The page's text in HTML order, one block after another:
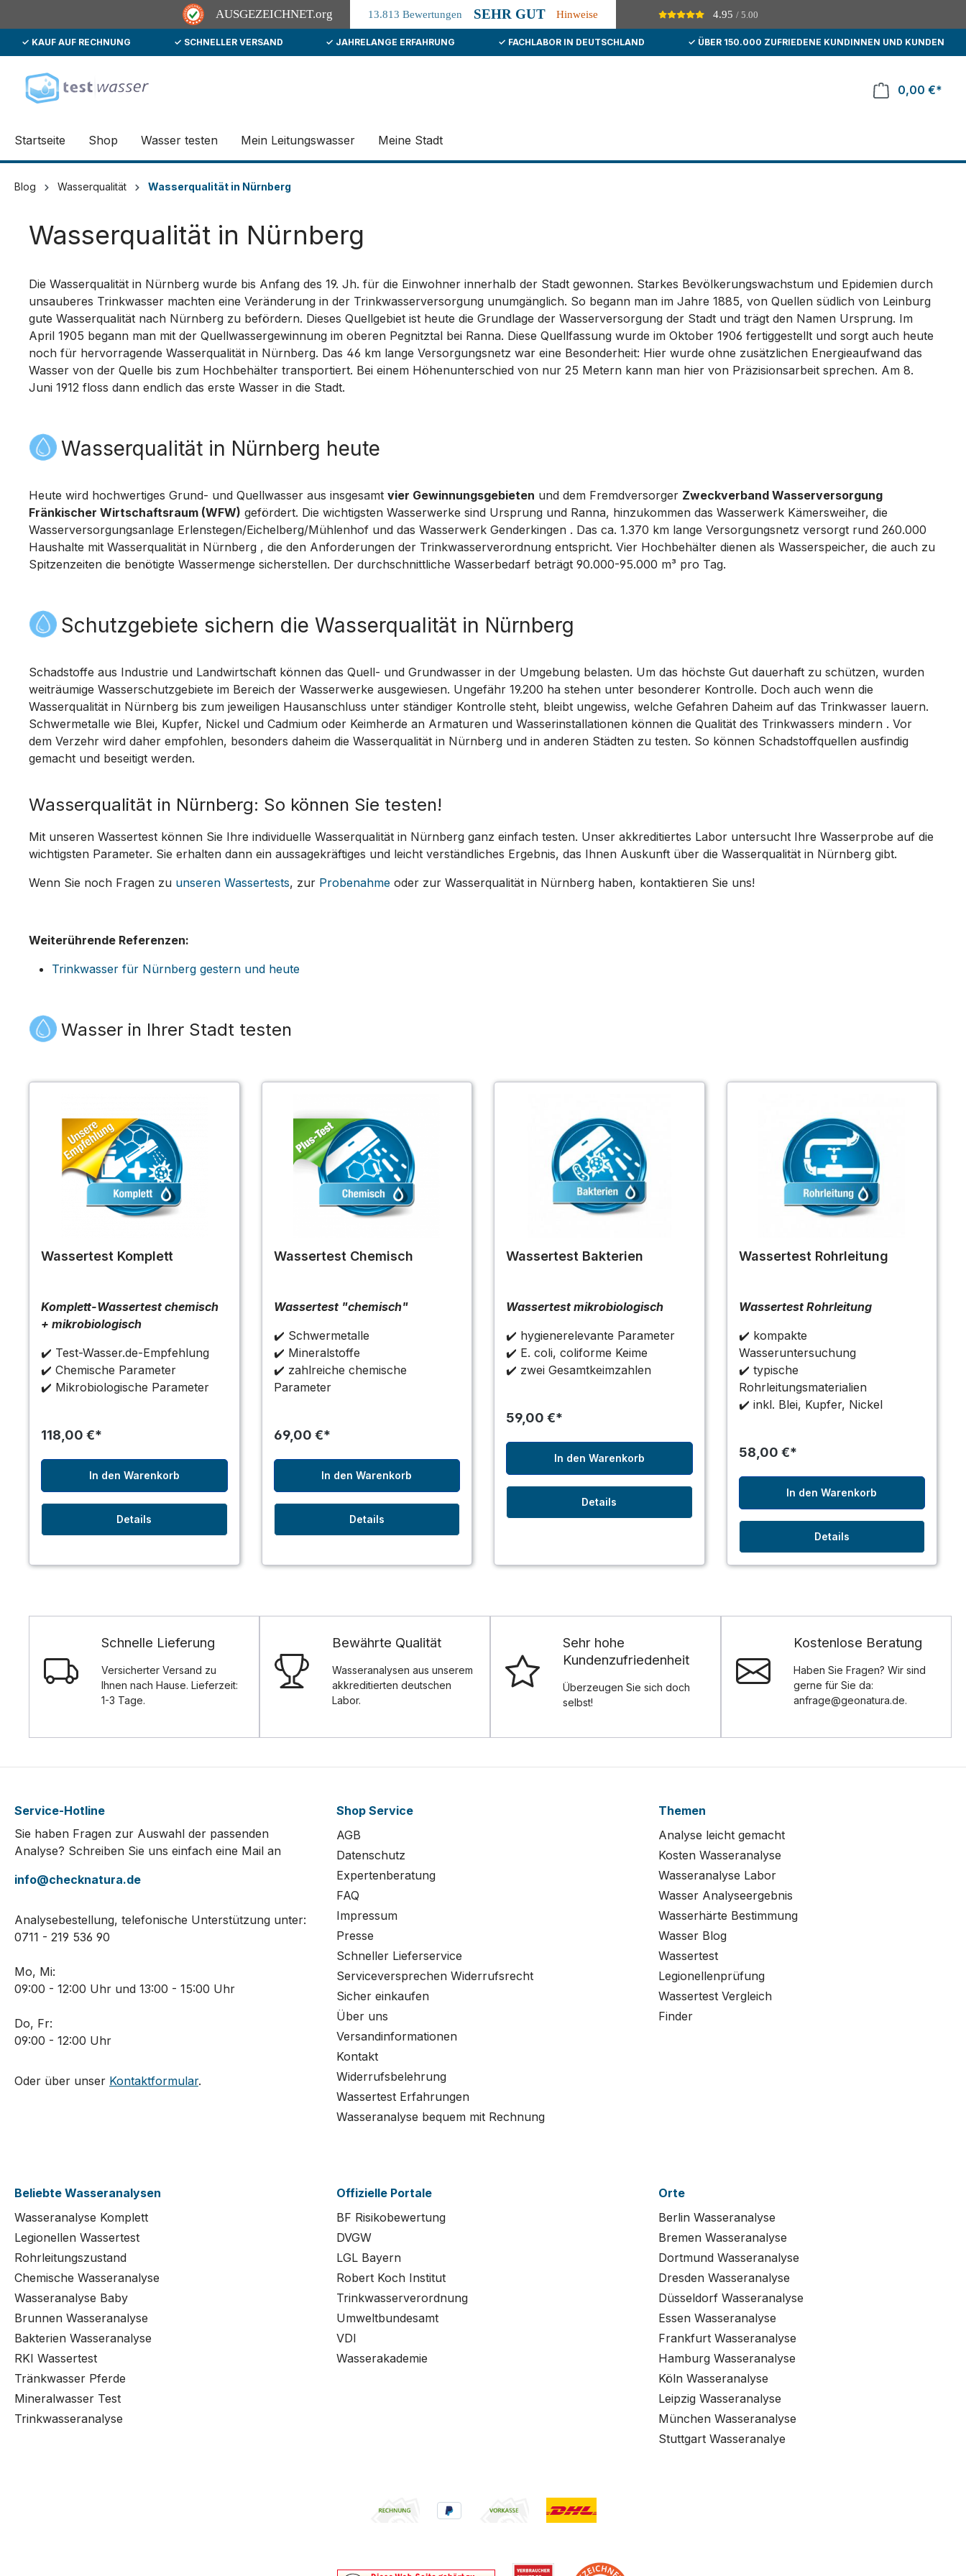
AUSGEZEICHNET.org 13.813 Bewertungen SEHR GUT Hinweise 4.95/ 5.00
Zur Hauptnavigation springen
✓ KAUF AUF RECHNUNG ✓ SCHNELLER VERSAND ✓ JAHRELANGE ERFAHRUNG ✓ FACHLABOR IN DEUTSCHLAND ✓ ÜBER 150.000 ZUFRIEDENE KUNDINNEN UND KUNDEN
0,00 €*
Startseite Shop Wasser testen Mein Leitungswasser Meine Stadt
Blog Wasserqualität Wasserqualität in Nürnberg
Wasserqualität in Nürnberg
Die Wasserqualität in Nürnberg wurde bis Anfang des 19. Jh. für die Einwohner innerhalb der Stadt gewonnen. Starkes Bevölkerungswachstum und Epidemien durch
unsauberes Trinkwasser machten eine Veränderung in der Trinkwasserversorgung unumgänglich. So begann man im Jahre 1885, von Quellen südlich von Leinburg
gute Wasserqualität nach Nürnberg zu befördern. Dieses Quellgebiet ist heute die Grundlage der Wasserversorgung der Stadt und trägt den Namen Ursprung. Im
April 1905 begann man mit der Quellwassergewinnung im oberen Pegnitztal bei Ranna. Diese Quellfassung wurde im Oktober 1906 fertiggestellt und sorgt auch heute
noch für hervorragende Wasserqualität in Nürnberg. Das 46 km lange Versorgungsnetz war eine Besonderheit: Hier wurde ohne zusätzlichen Energieaufwand das
Wasser von der Quelle bis zum Hochbehälter transportiert. Bei einem Höhenunterschied von nur 25 Metern kann man hier von Präzisionsarbeit sprechen. Am 8.
Juni 1912 floss dann endlich das erste Wasser in die Stadt.
Wasserqualität in Nürnberg heute
Heute wird hochwertiges Grund- und Quellwasser aus insgesamt vier Gewinnungsgebieten und dem Fremdversorger Zweckverband Wasserversorgung
Fränkischer Wirtschaftsraum (WFW) gefördert. Die wichtigsten Wasserwerke sind Ursprung und Ranna, hinzukommen das Wasserwerk Kämersweiher, die
Wasserversorgungsanlage Erlenstegen/Eichelberg/Mühlenhof und das Wasserwerk Genderkingen . Das ca. 1.370 km lange Versorgungsnetz versorgt rund 260.000
Haushalte mit Wasserqualität in Nürnberg , die den Anforderungen der Trinkwasserverordnung entspricht. Vier Hochbehälter dienen als Wasserspeicher, die auch zu
Spitzenzeiten die benötigte Wassermenge sicherstellen. Der durchschnittliche Wasserbedarf beträgt 90.000-95.000 m³ pro Tag.
Schutzgebiete sichern die Wasserqualität in Nürnberg
Schadstoffe aus Industrie und Landwirtschaft können das Quell- und Grundwasser in der Umgebung belasten. Um das höchste Gut dauerhaft zu schützen, wurden
weiträumige Wasserschutzgebiete im Bereich der Wasserwerke ausgewiesen. Ungefähr 19.200 ha stehen unter besonderer Kontrolle. Doch auch wenn die
Wasserqualität in Nürnberg bis zum jeweiligen Hausanschluss unter ständiger Kontrolle steht, bleibt ungewiss, welche Gefahren Daheim auf das Trinkwasser lauern.
Schwermetalle wie Blei, Kupfer, Nickel und Cadmium oder Keimherde an Armaturen und Wasserinstallationen können die Qualität des Trinkwassers mindern . Vor
dem Verzehr wird daher empfohlen, besonders daheim die Wasserqualität in Nürnberg und in anderen Städten zu testen. So können Schadstoffquellen ausfindig
gemacht und beseitigt werden.
Wasserqualität in Nürnberg: So können Sie testen!
Mit unseren Wassertest können Sie Ihre individuelle Wasserqualität in Nürnberg ganz einfach testen. Unser akkreditiertes Labor untersucht Ihre Wasserprobe auf die
wichtigsten Parameter. Sie erhalten dann ein aussagekräftiges und leicht verständliches Ergebnis, das Ihnen Auskunft über die Wasserqualität in Nürnberg gibt.
Wenn Sie noch Fragen zu unseren Wassertests, zur Probenahme oder zur Wasserqualität in Nürnberg haben, kontaktieren Sie uns!
Weiterührende Referenzen:
Trinkwasser für Nürnberg gestern und heute
Wasser in Ihrer Stadt testen
Wassertest Komplett
Komplett-Wassertest chemisch
+ mikrobiologisch
✔️ Test-Wasser.de-Empfehlung
✔️ Chemische Parameter
✔️ Mikrobiologische Parameter
118,00 €*
In den Warenkorb
Details
Wassertest Chemisch
Wassertest "chemisch"
✔️ Schwermetalle
✔️ Mineralstoffe
✔️ zahlreiche chemische
Parameter
69,00 €*
In den Warenkorb
Details
Wassertest Bakterien
Wassertest mikrobiologisch
✔️ hygienerelevante Parameter
✔️ E. coli, coliforme Keime
✔️ zwei Gesamtkeimzahlen
59,00 €*
In den Warenkorb
Details
Wassertest Rohrleitung
Wassertest Rohrleitung
✔️ kompakte
Wasseruntersuchung
✔️ typische
Rohrleitungsmaterialien
✔️ inkl. Blei, Kupfer, Nickel
58,00 €*
In den Warenkorb
Details
Schnelle Lieferung
Versicherter Versand zu
Ihnen nach Hause. Lieferzeit:
1-3 Tage.
Bewährte Qualität
Wasseranalysen aus unserem
akkreditierten deutschen
Labor.
Sehr hohe
Kundenzufriedenheit
Überzeugen Sie sich doch
selbst!
Kostenlose Beratung
Haben Sie Fragen? Wir sind
gerne für Sie da:
anfrage@geonatura.de.
Service-Hotline
Sie haben Fragen zur Auswahl der passenden
Analyse? Schreiben Sie uns einfach eine Mail an
info@checknatura.de
Analysebestellung, telefonische Unterstützung unter:
0711 - 219 536 90
Mo, Mi:
09:00 - 12:00 Uhr und 13:00 - 15:00 Uhr
Do, Fr:
09:00 - 12:00 Uhr
Oder über unser Kontaktformular.
Shop Service
AGB
Datenschutz
Expertenberatung
FAQ
Impressum
Presse
Schneller Lieferservice
Serviceversprechen Widerrufsrecht
Sicher einkaufen
Über uns
Versandinformationen
Kontakt
Widerrufsbelehrung
Wassertest Erfahrungen
Wasseranalyse bequem mit Rechnung
Themen
Analyse leicht gemacht
Kosten Wasseranalyse
Wasseranalyse Labor
Wasser Analyseergebnis
Wasserhärte Bestimmung
Wasser Blog
Wassertest
Legionellenprüfung
Wassertest Vergleich
Finder
Beliebte Wasseranalysen
Wasseranalyse Komplett
Legionellen Wassertest
Rohrleitungszustand
Chemische Wasseranalyse
Wasseranalyse Baby
Brunnen Wasseranalyse
Bakterien Wasseranalyse
RKI Wassertest
Tränkwasser Pferde
Mineralwasser Test
Trinkwasseranalyse
Offizielle Portale
BF Risikobewertung
DVGW
LGL Bayern
Robert Koch Institut
Trinkwasserverordnung
Umweltbundesamt
VDI
Wasserakademie
Orte
Berlin Wasseranalyse
Bremen Wasseranalyse
Dortmund Wasseranalyse
Dresden Wasseranalyse
Düsseldorf Wasseranalyse
Essen Wasseranalyse
Frankfurt Wasseranalyse
Hamburg Wasseranalyse
Köln Wasseranalyse
Leipzig Wasseranalyse
München Wasseranalyse
Stuttgart Wasseranalye